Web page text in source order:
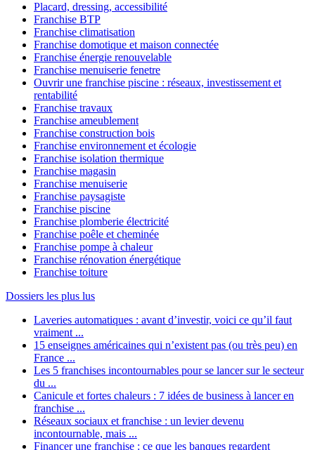
Placard, dressing, accessibilité
Franchise BTP
Franchise climatisation
Franchise domotique et maison connectée
Franchise énergie renouvelable
Franchise menuiserie fenetre
Ouvrir une franchise piscine : réseaux, investissement et
rentabilité
Franchise travaux
Franchise ameublement
Franchise construction bois
Franchise environnement et écologie
Franchise isolation thermique
Franchise magasin
Franchise menuiserie
Franchise paysagiste
Franchise piscine
Franchise plomberie électricité
Franchise poêle et cheminée
Franchise pompe à chaleur
Franchise rénovation énergétique
Franchise toiture
Dossiers les plus lus
Laveries automatiques : avant d’investir, voici ce qu’il faut
vraiment ...
15 enseignes américaines qui n’existent pas (ou très peu) en
France ...
Les 5 franchises incontournables pour se lancer sur le secteur
du ...
Canicule et fortes chaleurs : 7 idées de business à lancer en
franchise ...
Réseaux sociaux et franchise : un levier devenu
incontournable, mais ...
Financer une franchise : ce que les banques regardent